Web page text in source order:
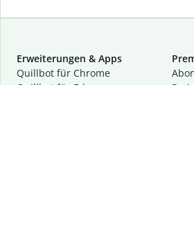
Erweiterungen & Apps
Quillbot für Chrome
Quillbot für Edge
Preise